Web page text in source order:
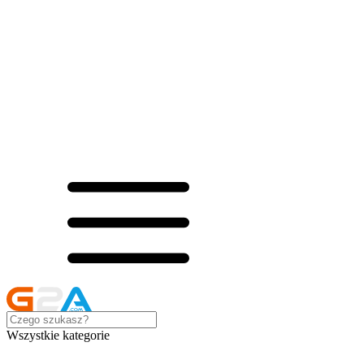
Wszystkie kategorie